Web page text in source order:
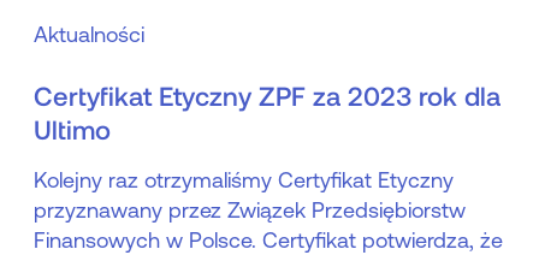
Aktualności
Certyfikat Etyczny ZPF za 2023 rok dla
Ultimo
Kolejny raz otrzymaliśmy Certyfikat Etyczny
przyznawany przez Związek Przedsiębiorstw
Finansowych w Polsce. Certyfikat potwierdza, że